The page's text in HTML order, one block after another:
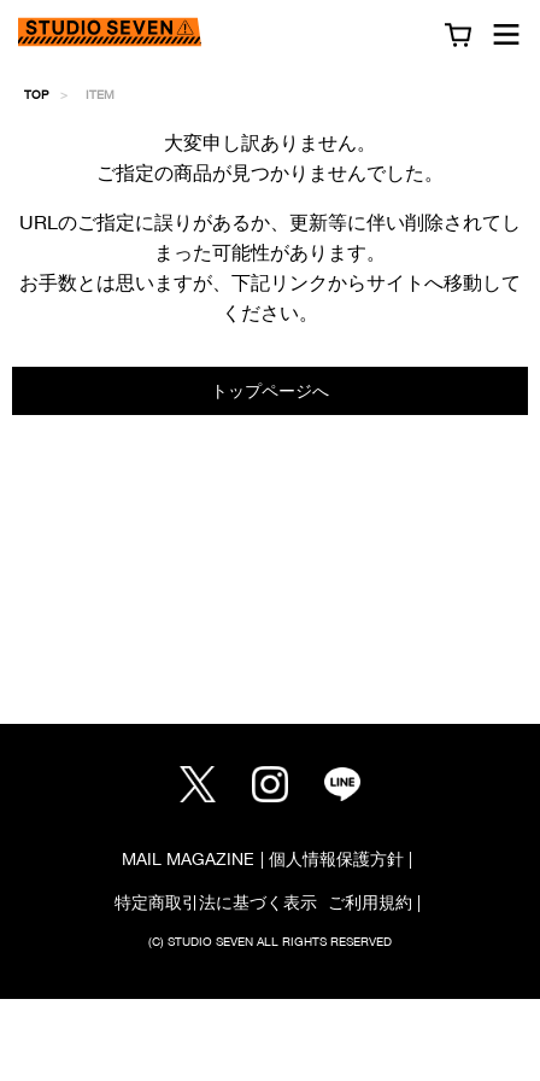
TOP ITEM
大変申し訳ありません。
ご指定の商品が見つかりませんでした。
URLのご指定に誤りがあるか、更新等に伴い削除されてし
まった可能性があります。
お手数とは思いますが、下記リンクからサイトへ移動して
ください。
トップページへ
MAIL MAGAZINE 個人情報保護方針
特定商取引法に基づく表示 ご利用規約
(C) STUDIO SEVEN ALL RIGHTS RESERVED